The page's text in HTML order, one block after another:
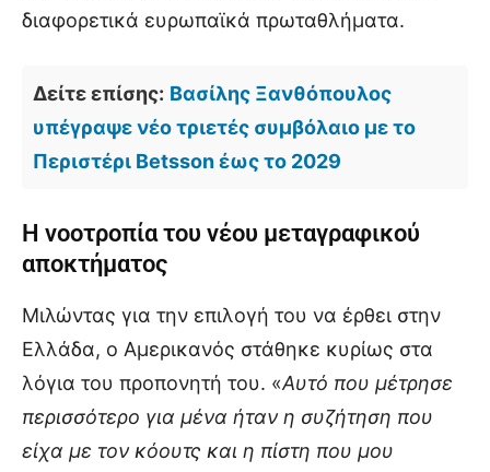
διαφορετικά ευρωπαϊκά πρωταθλήματα.
Δείτε επίσης: Βασίλης Ξανθόπουλος
υπέγραψε νέο τριετές συμβόλαιο με το
Περιστέρι Betsson έως το 2029
Η νοοτροπία του νέου μεταγραφικού
αποκτήματος
Μιλώντας για την επιλογή του να έρθει στην
Ελλάδα, ο Αμερικανός στάθηκε κυρίως στα
λόγια του προπονητή του. «Αυτό που μέτρησε
περισσότερο για μένα ήταν η συζήτηση που
είχα με τον κόουτς και η πίστη που μου